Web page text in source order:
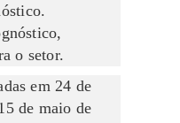
o setor.
em 24 de
de maio de